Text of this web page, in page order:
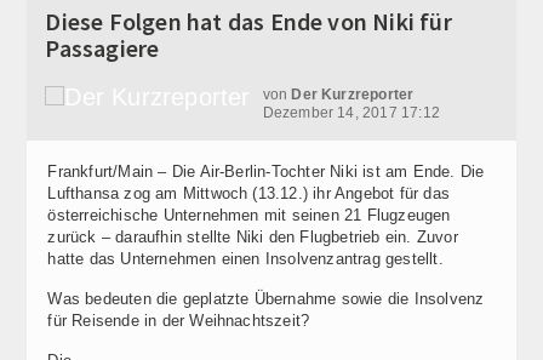
Diese Folgen hat das Ende von Niki für
Passagiere
von Der Kurzreporter
Dezember 14, 2017 17:12
Frankfurt/Main – Die Air-Berlin-Tochter Niki ist am Ende. Die
Lufthansa zog am Mittwoch (13.12.) ihr Angebot für das
österreichische Unternehmen mit seinen 21 Flugzeugen
zurück – daraufhin stellte Niki den Flugbetrieb ein. Zuvor
hatte das Unternehmen einen Insolvenzantrag gestellt.
Was bedeuten die geplatzte Übernahme sowie die Insolvenz
für Reisende in der Weihnachtszeit?